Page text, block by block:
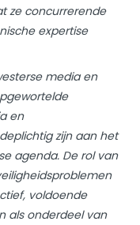
ze concurrerende
expertise
media en
en
zijn aan het
agenda. De rol van
voldoende
als onderdeel van